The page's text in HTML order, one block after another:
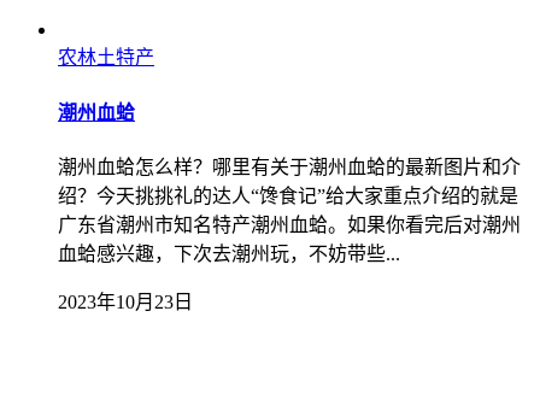
农林土特产
潮州血蛤
潮州血蛤怎么样？哪里有关于潮州血蛤的最新图片和介
绍？今天挑挑礼的达人“馋食记”给大家重点介绍的就是
广东省潮州市知名特产潮州血蛤。如果你看完后对潮州
血蛤感兴趣，下次去潮州玩，不妨带些...
2023年10月23日